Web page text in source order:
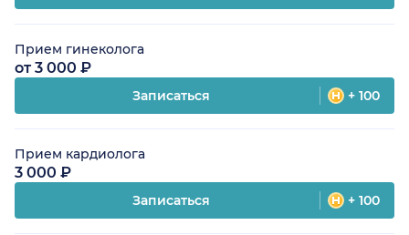
Прием гинеколога
от 3 000 ₽
Записаться + 100
Прием кардиолога
3 000 ₽
Записаться + 100